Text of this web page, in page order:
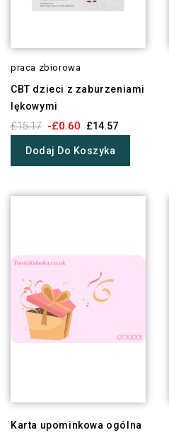
praca zbiorowa
CBT dzieci z zaburzeniami
lękowymi
£15.17 -£0.60 £14.57
Dodaj Do Koszyka
Karta upominkowa ogólna